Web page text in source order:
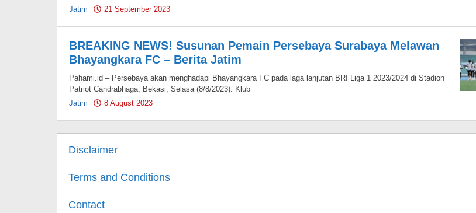
Jatim
21 September 2023
BREAKING NEWS! Susunan Pemain Persebaya Surabaya Melawan
Bhayangkara FC – Berita Jatim
Pahami.id – Persebaya akan menghadapi Bhayangkara FC pada laga lanjutan BRI Liga 1 2023/2024 di Stadion
Patriot Candrabhaga, Bekasi, Selasa (8/8/2023). Klub
Jatim
8 August 2023
Disclaimer
Terms and Conditions
Contact